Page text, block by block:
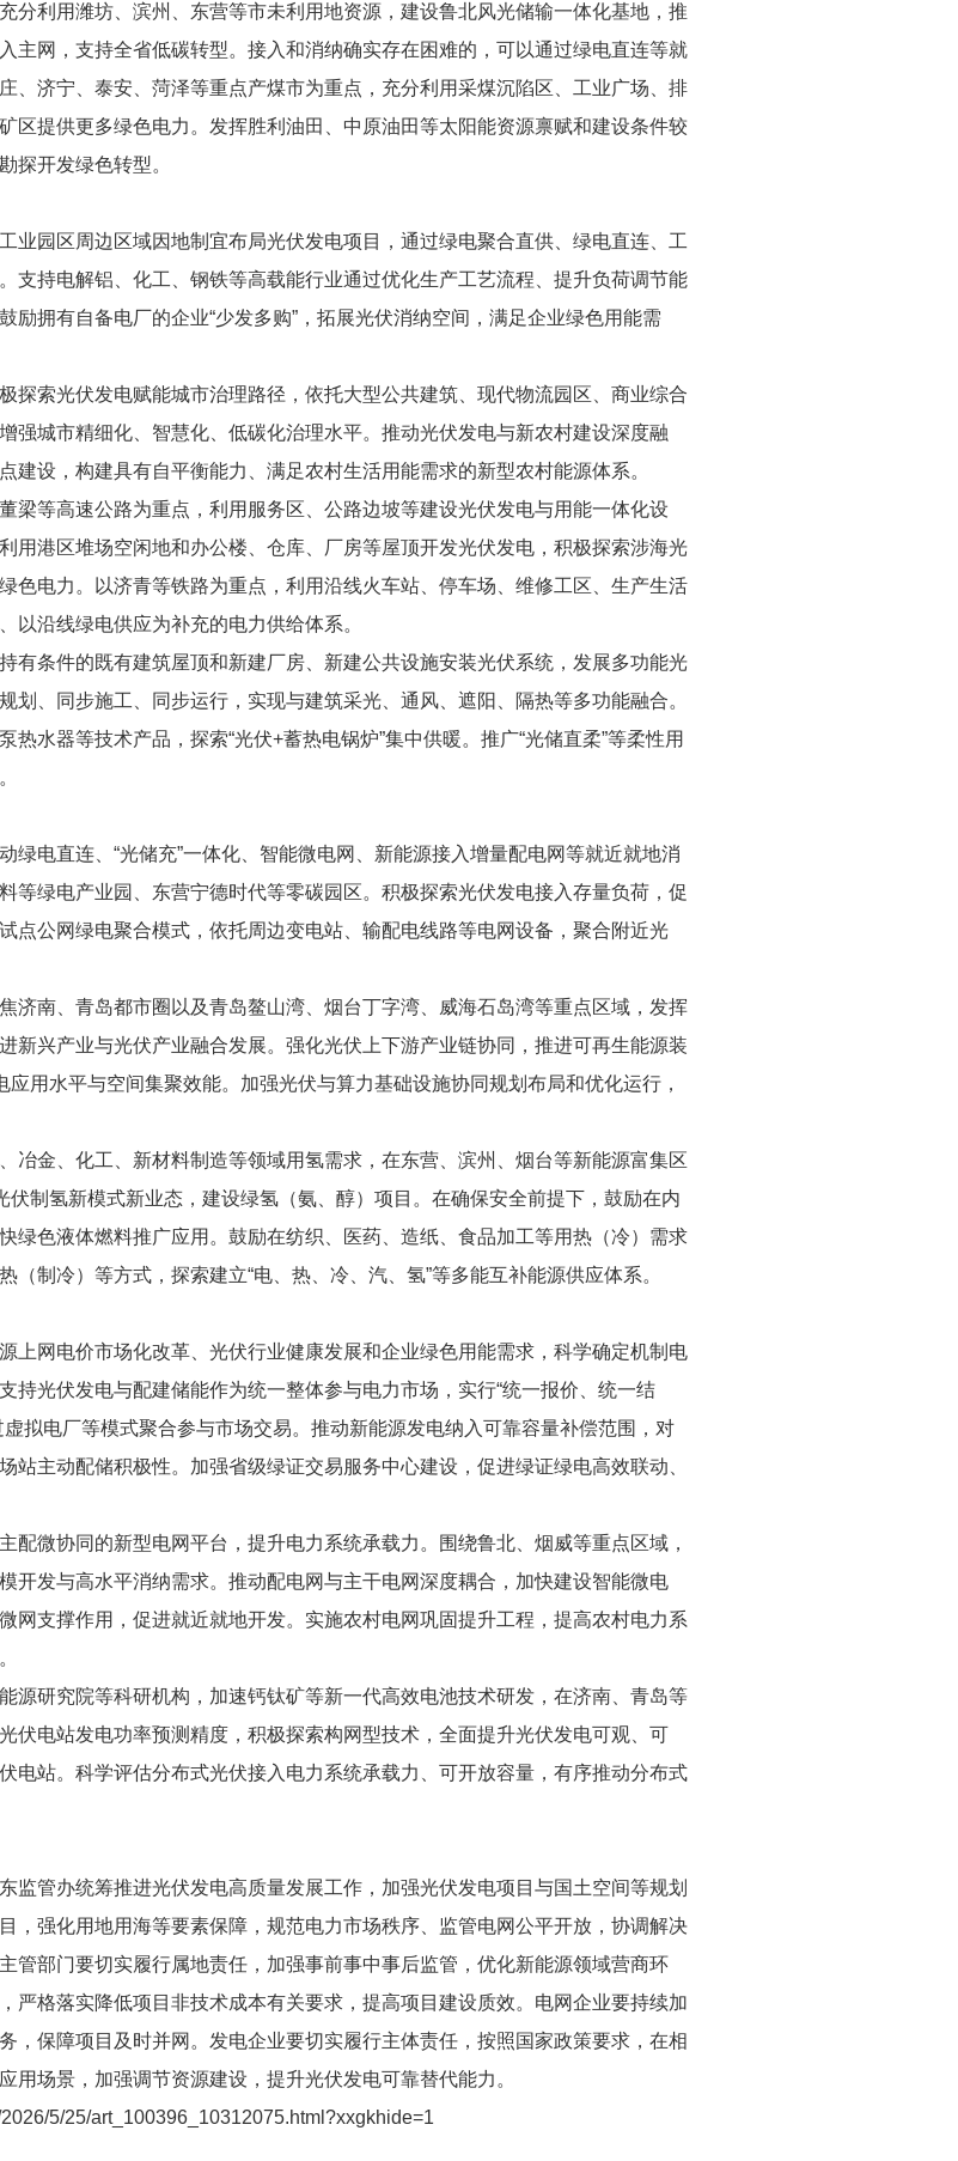
分利用潍坊、滨州、东营等市未利用地资源，建设鲁北风光储输一体化基地，推
主网，支持全省低碳转型。接入和消纳确实存在困难的，可以通过绿电直连等就
、济宁、泰安、菏泽等重点产煤市为重点，充分利用采煤沉陷区、工业广场、排
区提供更多绿色电力。发挥胜利油田、中原油田等太阳能资源禀赋和建设条件较
探开发绿色转型。
业园区周边区域因地制宜布局光伏发电项目，通过绿电聚合直供、绿电直连、工
支持电解铝、化工、钢铁等高载能行业通过优化生产工艺流程、提升负荷调节能
励拥有自备电厂的企业“少发多购”，拓展光伏消纳空间，满足企业绿色用能需
探索光伏发电赋能城市治理路径，依托大型公共建筑、现代物流园区、商业综合
强城市精细化、智慧化、低碳化治理水平。推动光伏发电与新农村建设深度融
建设，构建具有自平衡能力、满足农村生活用能需求的新型农村能源体系。
梁等高速公路为重点，利用服务区、公路边坡等建设光伏发电与用能一体化设
用港区堆场空闲地和办公楼、仓库、厂房等屋顶开发光伏发电，积极探索涉海光
色电力。以济青等铁路为重点，利用沿线火车站、停车场、维修工区、生产生活
以沿线绿电供应为补充的电力供给体系。
有条件的既有建筑屋顶和新建厂房、新建公共设施安装光伏系统，发展多功能光
划、同步施工、同步运行，实现与建筑采光、通风、遮阳、隔热等多功能融合。
水器等技术产品，探索“光伏+蓄热电锅炉”集中供暖。推广“光储直柔”等柔性用
绿电直连、“光储充”一体化、智能微电网、新能源接入增量配电网等就近就地消
等绿电产业园、东营宁德时代等零碳园区。积极探索光伏发电接入存量负荷，促
点公网绿电聚合模式，依托周边变电站、输配电线路等电网设备，聚合附近光
济南、青岛都市圈以及青岛鳌山湾、烟台丁字湾、威海石岛湾等重点区域，发挥
新兴产业与光伏产业融合发展。强化光伏上下游产业链协同，推进可再生能源装
应用水平与空间集聚效能。加强光伏与算力基础设施协同规划布局和优化运行，
冶金、化工、新材料制造等领域用氢需求，在东营、滨州、烟台等新能源富集区
伏制氢新模式新业态，建设绿氢（氨、醇）项目。在确保安全前提下，鼓励在内
绿色液体燃料推广应用。鼓励在纺织、医药、造纸、食品加工等用热（冷）需求
制冷）等方式，探索建立“电、热、冷、汽、氢”等多能互补能源供应体系。
上网电价市场化改革、光伏行业健康发展和企业绿色用能需求，科学确定机制电
持光伏发电与配建储能作为统一整体参与电力市场，实行“统一报价、统一结
拟电厂等模式聚合参与市场交易。推动新能源发电纳入可靠容量补偿范围，对
站主动配储积极性。加强省级绿证交易服务中心建设，促进绿证绿电高效联动、
配微协同的新型电网平台，提升电力系统承载力。围绕鲁北、烟威等重点区域，
开发与高水平消纳需求。推动配电网与主干电网深度耦合，加快建设智能微电
网支撑作用，促进就近就地开发。实施农村电网巩固提升工程，提高农村电力系
源研究院等科研机构，加速钙钛矿等新一代高效电池技术研发，在济南、青岛等
伏电站发电功率预测精度，积极探索构网型技术，全面提升光伏发电可观、可
电站。科学评估分布式光伏接入电力系统承载力、可开放容量，有序推动分布式
监管办统筹推进光伏发电高质量发展工作，加强光伏发电项目与国土空间等规划
，强化用地用海等要素保障，规范电力市场秩序、监管电网公平开放，协调解决
管部门要切实履行属地责任，加强事前事中事后监管，优化新能源领域营商环
严格落实降低项目非技术成本有关要求，提高项目建设质效。电网企业要持续加
，保障项目及时并网。发电企业要切实履行主体责任，按照国家政策要求，在相
用场景，加强调节资源建设，提升光伏发电可靠替代能力。
5/25/art_100396_10312075.html?xxgkhide=1